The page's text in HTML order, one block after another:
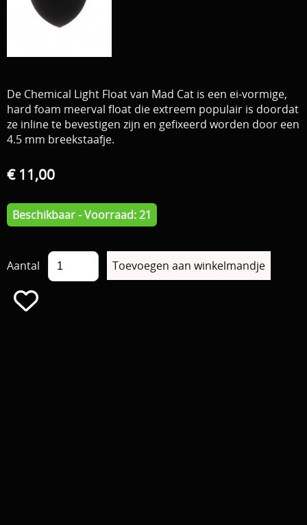
Boten en Belly / alle Benodigdheden
Per leverancier
Decoratie
PROMO materiaal
cadeau bon
Download area
TIPS, Montages and film
Meerval.shop Pro staff
De Chemical Light Float van Mad Cat is een ei-vormige,
hard foam meerval float die extreem populair is doordat
ze inline te bevestigen zijn en gefixeerd worden door een
4.5 mm breekstaafje.
€ 11,00
Beschikbaar - Voorraad: 21
Aantal